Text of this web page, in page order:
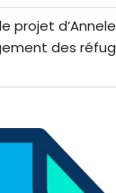
projet
des